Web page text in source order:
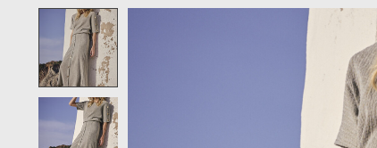
Product image slideshow Items